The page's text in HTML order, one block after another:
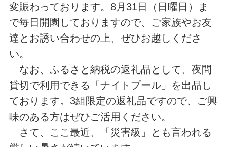
変賑わっております。8月31日（日曜日）ま
で毎日開園しておりますので、ご家族やお友
達とお誘い合わせの上、ぜひお越しくださ
い。
なお、ふるさと納税の返礼品として、夜間
貸切で利用できる「ナイトプール」を出品し
ております。3組限定の返礼品ですので、ご興
味のある方はぜひご活用ください。
さて、ここ最近、「災害級」とも言われる